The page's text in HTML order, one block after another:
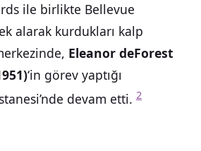
ile birlikte Bellevue
alarak kurdukları kalp
Eleanor deForest
‘in görev yaptığı
devam etti. 2